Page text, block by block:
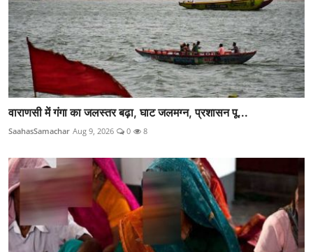
वाराणसी में गंगा का जलस्तर बढ़ा, घाट जलमग्न, प्रशासन पू...
SaahasSamachar Aug 9, 2026 0 8